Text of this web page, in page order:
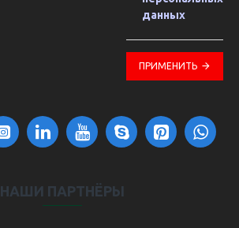
данных
ПРИМЕНИТЬ
НАШИ ПАРТНЁРЫ